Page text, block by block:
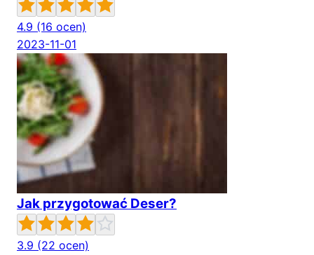
4.9 (16 ocen)
2023-11-01
Jak przygotować Deser?
3.9 (22 ocen)